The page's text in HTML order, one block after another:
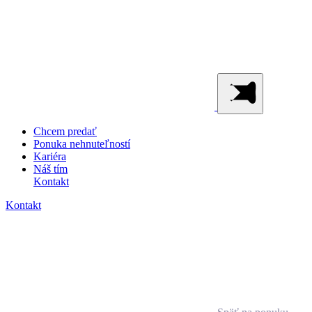
Chcem predať
Ponuka nehnuteľností
Kariéra
Náš tím
Kontakt
Kontakt